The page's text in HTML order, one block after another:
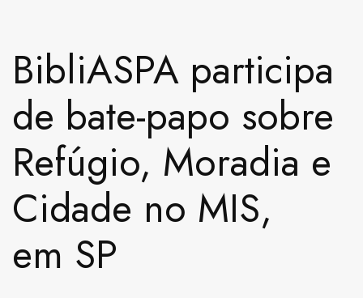
BibliASPA participa
de bate-papo sobre
Refúgio, Moradia e
Cidade no MIS,
em SP